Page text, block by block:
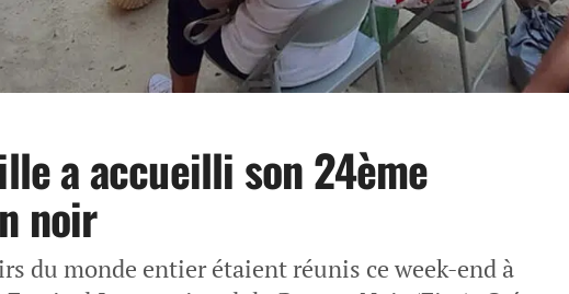
a accueilli son 24ème
noir
du monde entier étaient réunis ce week-end à